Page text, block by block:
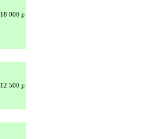
18 000 р
12 500 р